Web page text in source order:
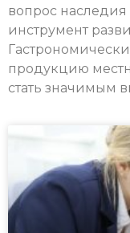
вопрос
инструмент
продукцию
стать значимым